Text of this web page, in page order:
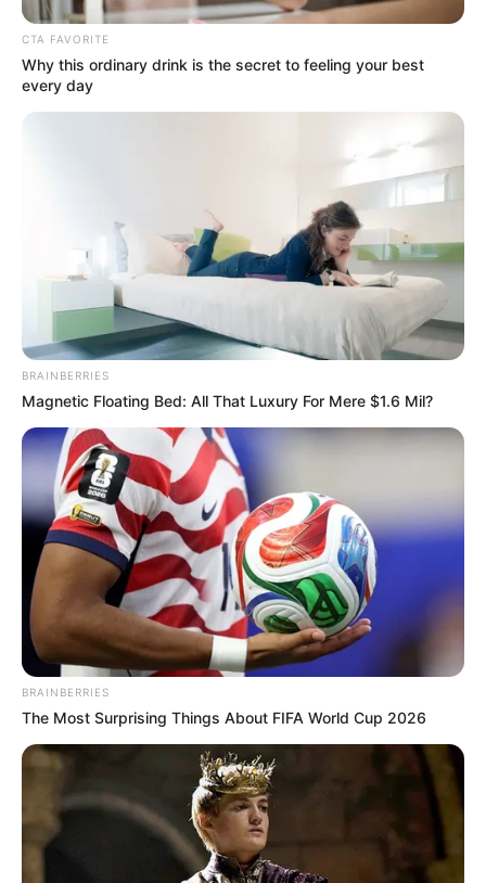
CTA FAVORITE
Why this ordinary drink is the secret to feeling your best
every day
BRAINBERRIES
Magnetic Floating Bed: All That Luxury For Mere $1.6 Mil?
BRAINBERRIES
The Most Surprising Things About FIFA World Cup 2026